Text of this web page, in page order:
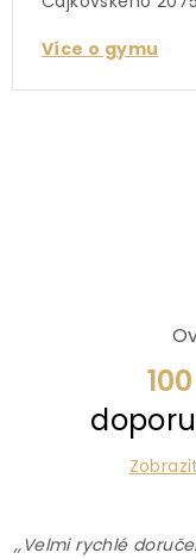
Více o gymu
,,Velmi rychlé